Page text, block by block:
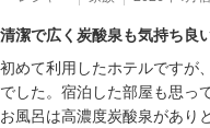
2026-06-22
清潔で広く炭酸泉も気持ち良
初めて利用したホテルですが
でした。宿泊した部屋も思っ
お風呂は高濃度炭酸泉があり